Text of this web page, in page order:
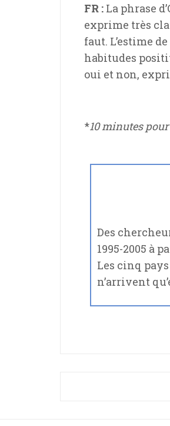
FR : La phrase
exprime très
faut. L’estime
habitudes
oui et non,
*10 minutes
Des
1995-2005 à
Les cinq
n’arrivent